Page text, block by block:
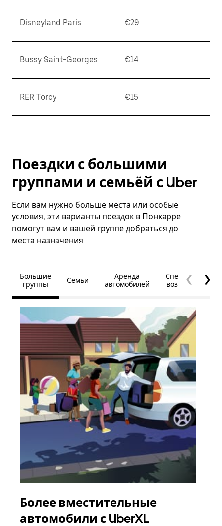
Disneyland Paris €29
Bussy Saint-Georges €14
RER Torcy €15
Поездки с большими
группами и семьёй с Uber
Если вам нужно больше места или особые
условия, эти варианты поездок в Понкарре
помогут вам и вашей группе добраться до
места назначения.
Большие
группы
Семьи
Аренда
автомобилей
Специальные
возможности
Более вместительные
автомобили с UberXL